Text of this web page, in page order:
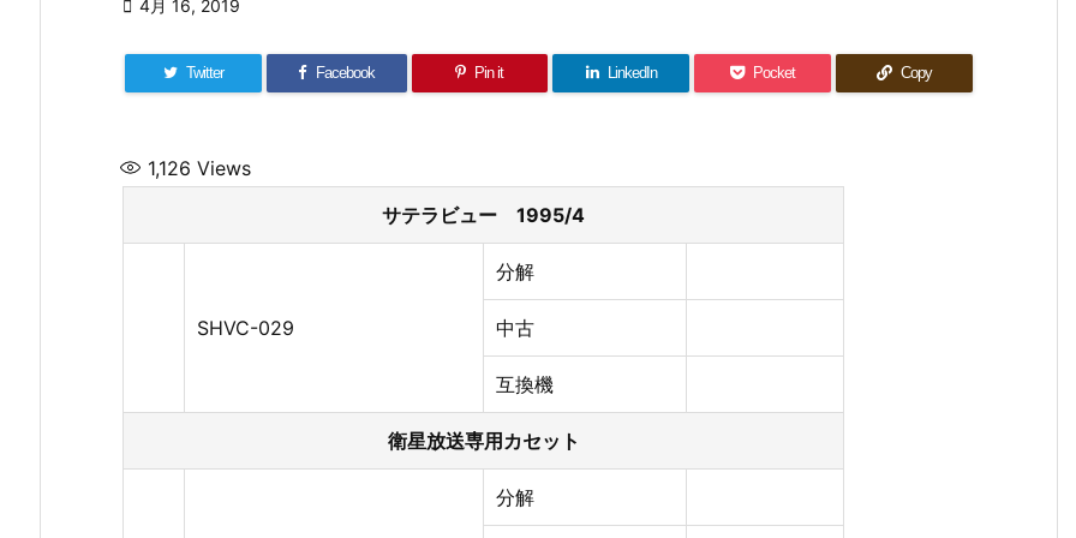
 4月 16, 2019
Twitter Facebook Pin it LinkedIn Pocket Copy
1,126 Views
サテラビュー 1995/4
SHVC-029
分解
中古
互換機
衛星放送専用カセット
分解